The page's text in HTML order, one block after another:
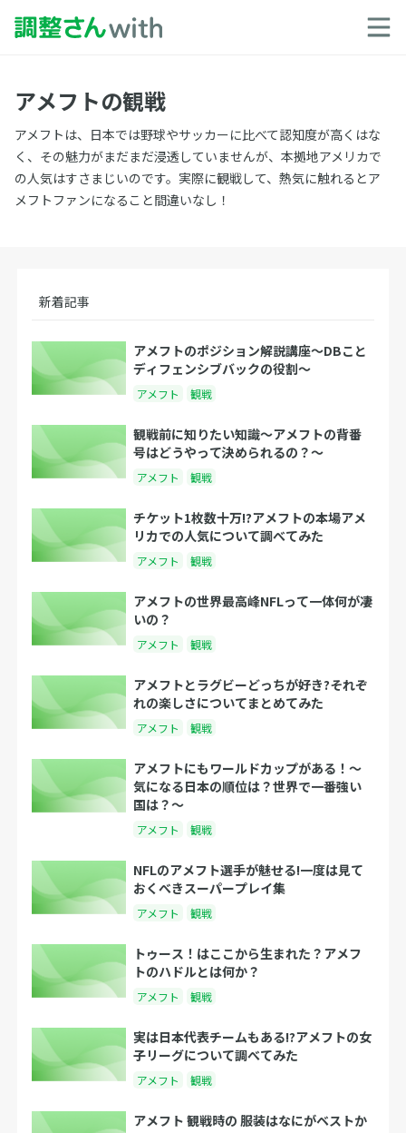
アメフトの観戦
アメフトは、日本では野球やサッカーに比べて認知度が高くはな
く、その魅力がまだまだ浸透していませんが、本拠地アメリカで
の人気はすさまじいのです。実際に観戦して、熱気に触れるとア
メフトファンになること間違いなし！
新着記事
アメフトのポジション解説講座〜DBこと
ディフェンシブバックの役割〜
アメフト 観戦
観戦前に知りたい知識〜アメフトの背番
号はどうやって決められるの？〜
アメフト 観戦
チケット1枚数十万!?アメフトの本場アメ
リカでの人気について調べてみた
アメフト 観戦
アメフトの世界最高峰NFLって一体何が凄
いの？
アメフト 観戦
アメフトとラグビーどっちが好き?それぞ
れの楽しさについてまとめてみた
アメフト 観戦
アメフトにもワールドカップがある！〜
気になる日本の順位は？世界で一番強い
国は？〜
アメフト 観戦
NFLのアメフト選手が魅せる!一度は見て
おくべきスーパープレイ集
アメフト 観戦
トゥース！はここから生まれた？アメフ
トのハドルとは何か？
アメフト 観戦
実は日本代表チームもある!?アメフトの女
子リーグについて調べてみた
アメフト 観戦
アメフト 観戦時の 服装はなにがベストか